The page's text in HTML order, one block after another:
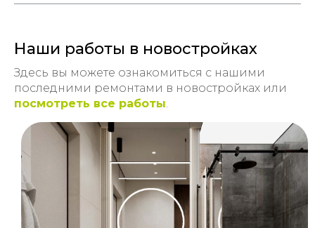
Наши работы в новостройках
Здесь вы можете ознакомиться с нашими
последними ремонтами в новостройках или
посмотреть все работы